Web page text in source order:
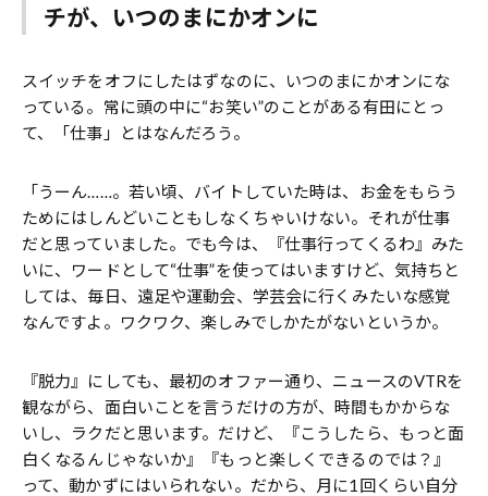
チが、いつのまにかオンに
スイッチをオフにしたはずなのに、いつのまにかオンにな
っている。常に頭の中に“お笑い”のことがある有田にとっ
て、「仕事」とはなんだろう。
「うーん……。若い頃、バイトしていた時は、お金をもらう
ためにはしんどいこともしなくちゃいけない。それが仕事
だと思っていました。でも今は、『仕事行ってくるわ』みた
いに、ワードとして“仕事”を使ってはいますけど、気持ちと
しては、毎日、遠足や運動会、学芸会に行くみたいな感覚
なんですよ。ワクワク、楽しみでしかたがないというか。
『脱力』にしても、最初のオファー通り、ニュースのVTRを
観ながら、面白いことを言うだけの方が、時間もかからな
いし、ラクだと思います。だけど、『こうしたら、もっと面
白くなるんじゃないか』『もっと楽しくできるのでは？』
って、動かずにはいられない。だから、月に1回くらい自分